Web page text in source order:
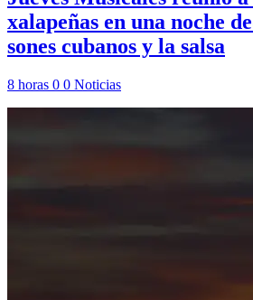
xalapeñas en una noche
sones cubanos y la salsa
8 horas 0 0 Noticias